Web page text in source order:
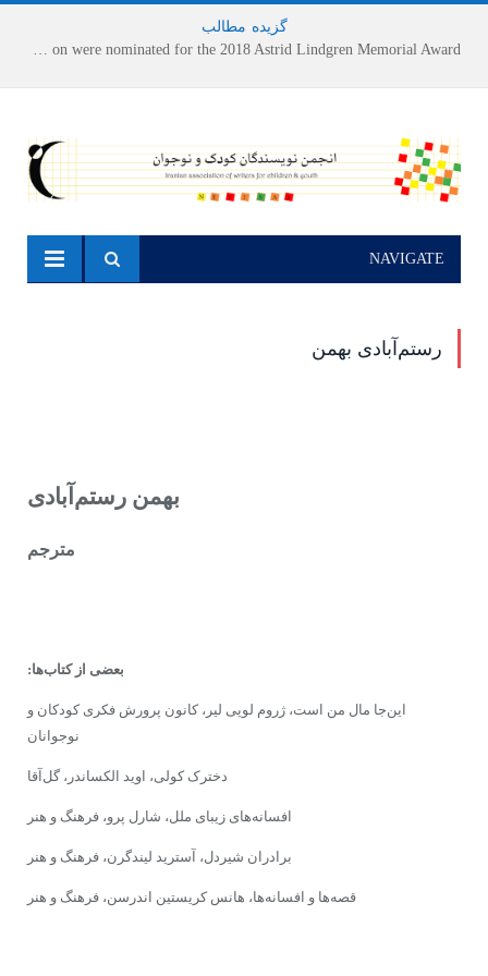
گزیده مطالب
NAVIGATE
رستم‌آبادی بهمن
بهمن رستم‌آبادى
مترجم
بعضى از کتاب‌ها:
این‌جا مال من است، ژروم لویى لیر، کانون پرورش فکرى کودکان و
نوجوانان
دخترک کولى، اوید الکساندر، گل‌آقا
افسانه‌هاى زیباى‌ ملل، شارل پرو، فرهنگ و هنر
برادران شیردل، آسترید لیندگرن، فرهنگ و هنر
قصه‌ها و افسانه‌ها، هانس کریستین اندرسن، فرهنگ و هنر